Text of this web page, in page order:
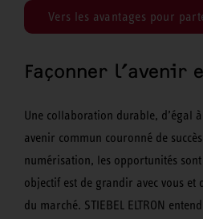
Vers les avantages pour
Façonner l’avenir
Une collaboration durable, d’égal
avenir commun couronné de
numérisation, les opportunités
objectif est de grandir avec vous et
du marché. STIEBEL ELTRON